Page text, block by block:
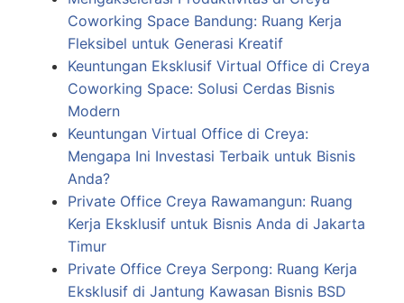
Coworking Space Bandung: Ruang Kerja
Fleksibel untuk Generasi Kreatif
Keuntungan Eksklusif Virtual Office di Creya
Coworking Space: Solusi Cerdas Bisnis
Modern
Keuntungan Virtual Office di Creya:
Mengapa Ini Investasi Terbaik untuk Bisnis
Anda?
Private Office Creya Rawamangun: Ruang
Kerja Eksklusif untuk Bisnis Anda di Jakarta
Timur
Private Office Creya Serpong: Ruang Kerja
Eksklusif di Jantung Kawasan Bisnis BSD